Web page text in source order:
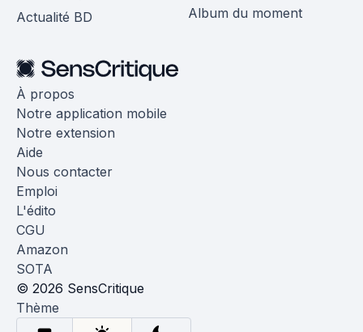
Actualité BD
Album du moment
À propos
Notre application mobile
Notre extension
Aide
Nous contacter
Emploi
L'édito
CGU
Amazon
SOTA
© 2026 SensCritique
Thème